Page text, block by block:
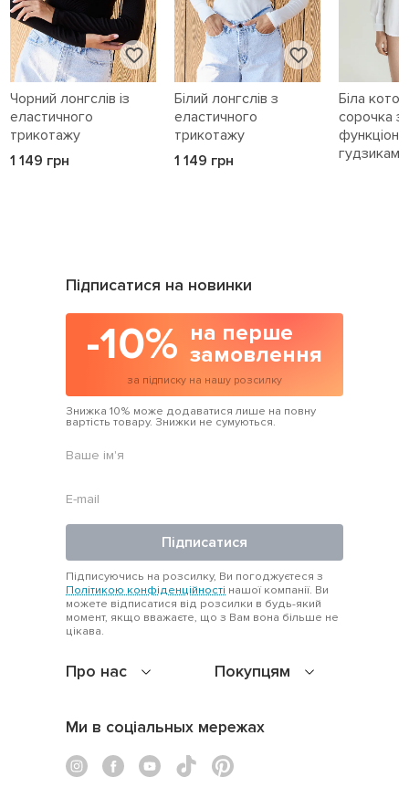
Чорний лонгслів із
еластичного
трикотажу
1 149 грн
Білий лонгслів з
еластичного
трикотажу
1 149 грн
Біла
сорочка з
гудзиками
Про нас Покупцям
Підписатися на новинки
-10% на перше
замовлення
за підписку на нашу розсилку
Знижка 10% може додаватися лише на повну
вартість товару. Знижки не сумуються.
Підписатися
Підписуючись на розсилку, Ви погоджуєтеся з
Політикою конфіденційності нашої компанії. Ви
можете відписатися від розсилки в будь-який
момент, якщо вважаєте, що з Вам вона більше не
цікава.
Ми в соціальных мережах